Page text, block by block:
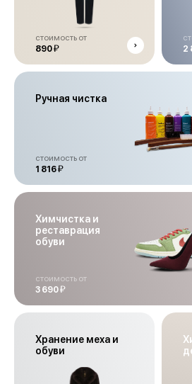
стоимость от
890й
2
Ручная чистка
стоимость от
1 816й
Химчистка и
реставрация
обуви
стоимость от
3 690й
Хранение меха и
обуви